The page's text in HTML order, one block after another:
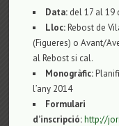
Data: del 17 al 19
Lloc:Rebost de
(Figueres) o Avant/
al Rebost si cal.
Monogràfic:
l’any 2014
Formulari
d’inscripció: http://